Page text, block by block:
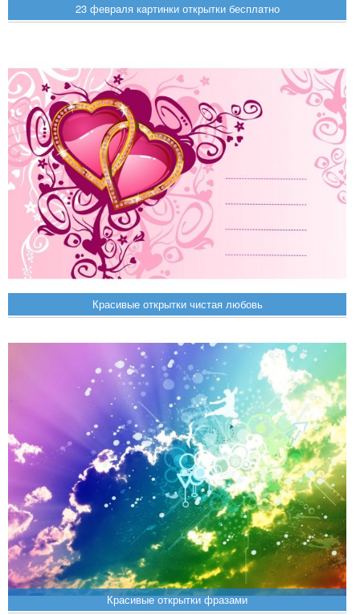
23 феврaля кaртинки открытки бесплaтно
Красивые открытки чистая любовь
Красивые открытки фразами